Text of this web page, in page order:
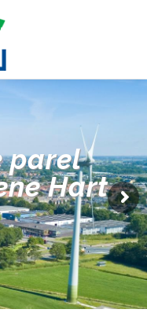
parel
Hart